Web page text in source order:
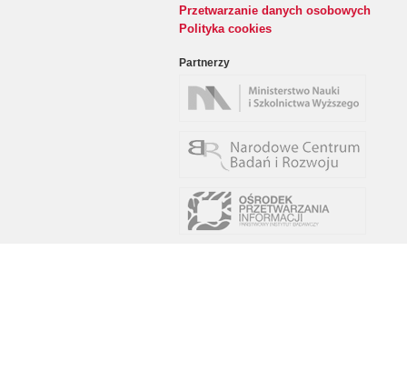
Przetwarzanie danych osobowych
Polityka cookies
Partnerzy